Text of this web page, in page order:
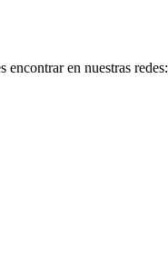
encontrar en nuestras redes: